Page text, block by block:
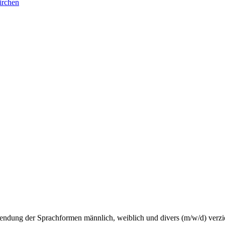
der Sprachformen männlich, weiblich und divers (m/w/d)